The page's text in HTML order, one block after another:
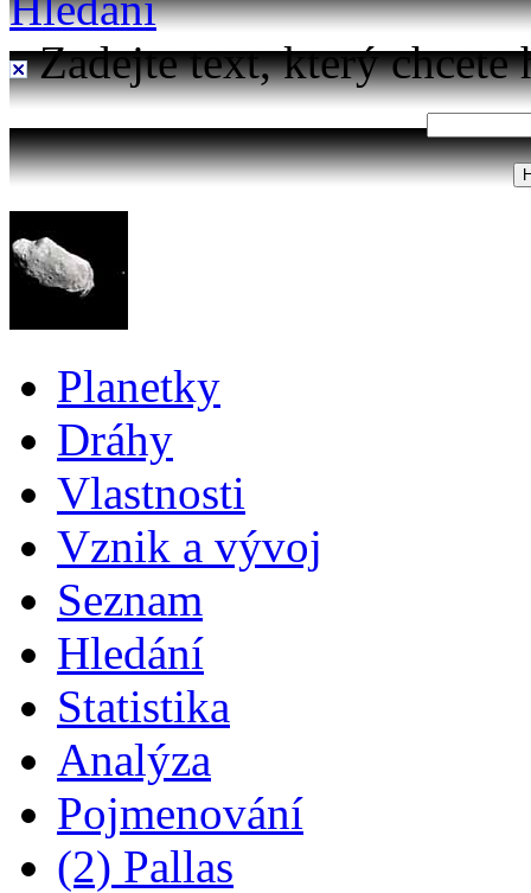
Zadejte text, který chcete
Planetky
Dráhy
Vlastnosti
Vznik a vývoj
Seznam
Hledání
Statistika
Analýza
Pojmenování
(2) Pallas